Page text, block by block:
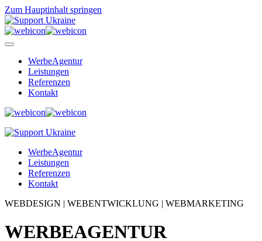
Zum Hauptinhalt springen
WerbeAgentur
Leistungen
Referenzen
Kontakt
WerbeAgentur
Leistungen
Referenzen
Kontakt
WEBDESIGN | WEBENTWICKLUNG | WEBMARKETING
WERBEAGENTUR